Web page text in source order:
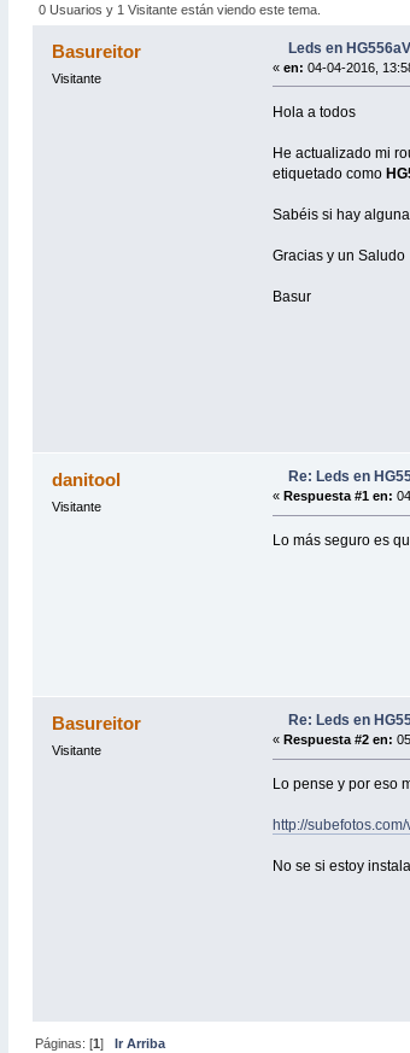
0 Usuarios y 1 Visitante están viendo este tema.
Basureitor
Visitante
Leds en
«en: 04-04-2016,
Hola a todos
He actualizado mi
etiquetado como
Sabéis si hay
Gracias y un Saludo
Basur
danitool
Visitante
Re: Leds en
«Respuesta #1 en:
Lo más seguro es
Basureitor
Visitante
Re: Leds en
« Respuesta #2 en:
Lo pense y por eso
http://
No se si estoy
Páginas: [1 ] Ir Arriba